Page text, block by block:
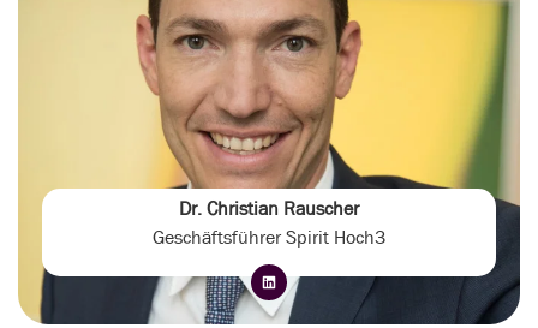
Dr. Christian Rauscher
Geschäftsführer Spirit Hoch3